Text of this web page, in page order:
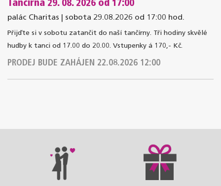
Tančírna 29. 08. 2026 od 17:00
palác Charitas | sobota 29.08.2026 od 17:00 hod.
Přijďte si v sobotu zatančit do naší tančírny. Tři hodiny skvělé
hudby k tanci od 17.00 do 20.00. Vstupenky á 170,- Kč.
PRODEJ BUDE ZAHÁJEN 22.08.2026 12:00